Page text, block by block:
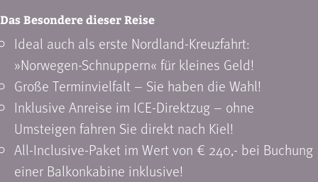
Das Besondere dieser Reise
Ideal auch als erste Nordland-Kreuzfahrt:
»Norwegen-Schnuppern« für kleines Geld!
Große Terminvielfalt – Sie haben die Wahl!
Inklusive Anreise im ICE-Direktzug – ohne
Umsteigen fahren Sie direkt nach Kiel!
All-Inclusive-Paket im Wert von € 240,- bei Buchung
einer Balkonkabine inklusive!